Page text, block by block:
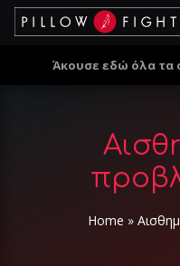
Άκουσε εδώ όλα τα
Home »